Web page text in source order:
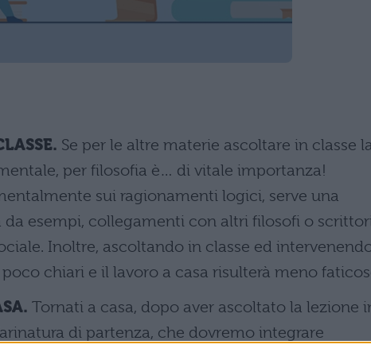
Se per le altre materie ascoltare in classe
per filosofia è… di vitale importanza!
sui ragionamenti logici, serve una
esempi, collegamenti con altri filosofi o
Inoltre, ascoltando in classe ed
chiari e il lavoro a casa risulterà meno
Tornati a casa, dopo aver ascoltato la lezione
di partenza, che dovremo integrare